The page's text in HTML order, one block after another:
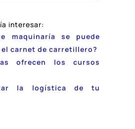
interesar:
maquinaría se puede
carnet de carretillero?
ofrecen los cursos
la logística de tu